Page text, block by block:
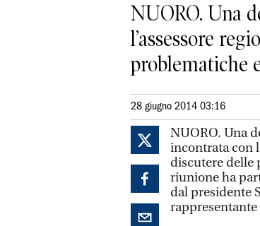
NUORO. Una
l’assessore
problematiche
28 giugno 2014 03:16
NUORO. Una
incontrata con
discutere delle
riunione ha
dal presidente